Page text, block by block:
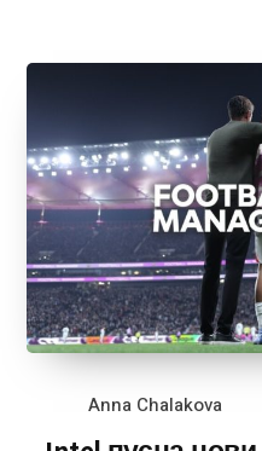
Anna Chalakova